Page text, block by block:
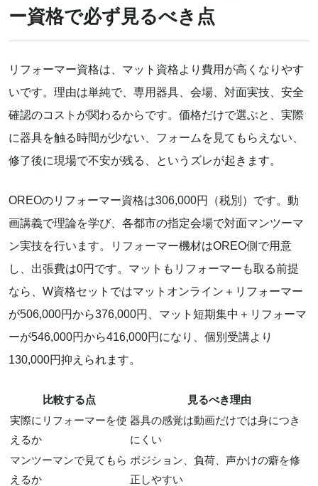
ー資格で必ず見るべき点
リフォーマー資格は、マット資格より費用が高くなりやす
いです。理由は単純で、専用器具、会場、対面実技、安全
確認のコストが関わるからです。価格だけで選ぶと、実際
に器具を触る時間が少ない、フォームを見てもらえない、
修了後に現場で不安が残る、というズレが起きます。
OREOのリフォーマー資格は306,000円（税別）です。動
画講義で理論を学び、各都市の指定会場で対面マンツーマ
ン実技を行います。リフォーマー機材はOREO側で用意
し、出張費は0円です。マットもリフォーマーも取る前提
なら、W資格セットではマットオンライン＋リフォーマー
が506,000円から376,000円、マット短期集中＋リフォーマ
ーが546,000円から416,000円になり、個別受講より
130,000円抑えられます。
比較する点
見るべき理由
実際にリフォーマーを使
えるか
器具の感覚は動画だけでは身につき
にくい
マンツーマンで見てもら
えるか
ポジション、負荷、声かけの癖を修
正しやすい